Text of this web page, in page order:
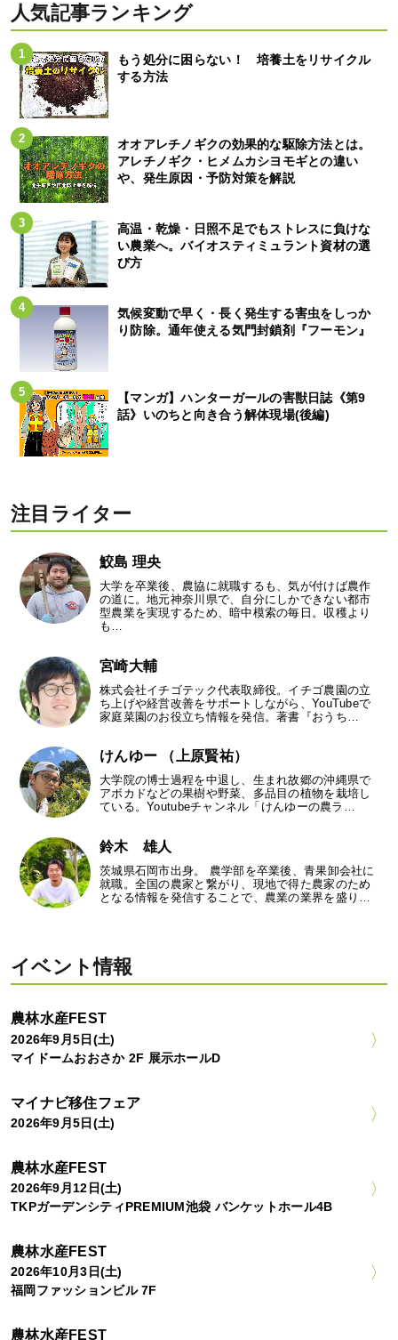
人気記事ランキング
もう処分に困らない！ 培養土をリサイクル
する方法
オオアレチノギクの効果的な駆除方法とは。
アレチノギク・ヒメムカシヨモギとの違い
や、発生原因・予防対策を解説
高温・乾燥・日照不足でもストレスに負けな
い農業へ。バイオスティミュラント資材の選
び方
気候変動で早く・長く発生する害虫をしっか
り防除。通年使える気門封鎖剤『フーモン』
【マンガ】ハンターガールの害獣日誌《第9
話》いのちと向き合う解体現場(後編)
注目ライター
鮫島 理央
大学を卒業後、農協に就職するも、気が付けば農作
の道に。地元神奈川県で、自分にしかできない都市
型農業を実現するため、暗中模索の毎日。収穫より
も…
宮崎大輔
株式会社イチゴテック代表取締役。イチゴ農園の立
ち上げや経営改善をサポートしながら、YouTubeで
家庭菜園のお役立ち情報を発信。著書『おうち…
けんゆー （上原賢祐）
大学院の博士過程を中退し、生まれ故郷の沖縄県で
アボカドなどの果樹や野菜、多品目の植物を栽培し
ている。Youtubeチャンネル「けんゆーの農ラ…
鈴木 雄人
茨城県石岡市出身。 農学部を卒業後、青果卸会社に
就職。全国の農家と繋がり、現地で得た農家のため
となる情報を発信することで、農業の業界を盛り…
イベント情報
農林水産FEST
2026年9月5日(土)
マイドームおおさか 2F 展示ホールD
マイナビ移住フェア
2026年9月5日(土)
農林水産FEST
2026年9月12日(土)
TKPガーデンシティPREMIUM池袋 バンケットホール4B
農林水産FEST
2026年10月3日(土)
福岡ファッションビル 7F
農林水産FEST